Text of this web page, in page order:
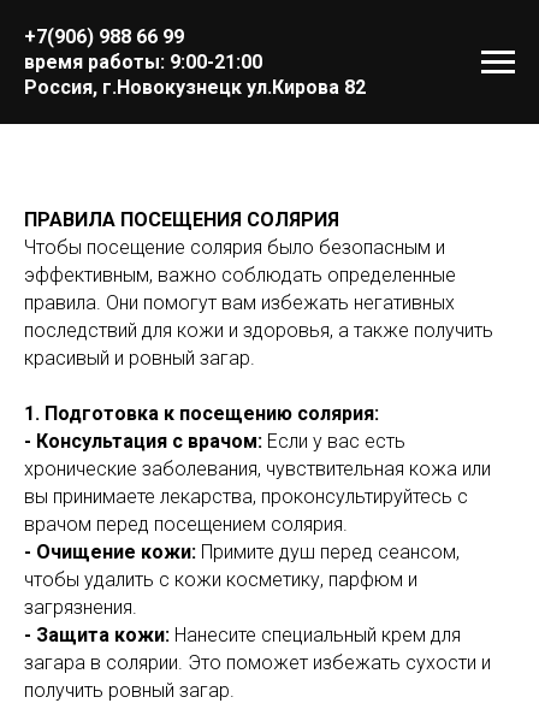
+7(906) 988 66 99
время работы: 9:00-21:00
Россия, г.Новокузнецк ул.Кирова 82
ПРАВИЛА ПОСЕЩЕНИЯ СОЛЯРИЯ
Чтобы посещение солярия было безопасным и
эффективным, важно соблюдать определенные
правила. Они помогут вам избежать негативных
последствий для кожи и здоровья, а также получить
красивый и ровный загар.
1. Подготовка к посещению солярия:
- Консультация с врачом: Если у вас есть
хронические заболевания, чувствительная кожа или
вы принимаете лекарства, проконсультируйтесь с
врачом перед посещением солярия.
- Очищение кожи: Примите душ перед сеансом,
чтобы удалить с кожи косметику, парфюм и
загрязнения.
- Защита кожи: Нанесите специальный крем для
загара в солярии. Это поможет избежать сухости и
получить ровный загар.